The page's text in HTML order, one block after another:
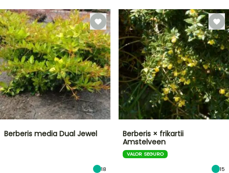
Berberis media Dual Jewel
18
Berberis × frikartii
Amstelveen
VALOR SEGURO
15